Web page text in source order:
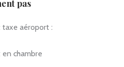
pas
taxe aéroport :
en chambre